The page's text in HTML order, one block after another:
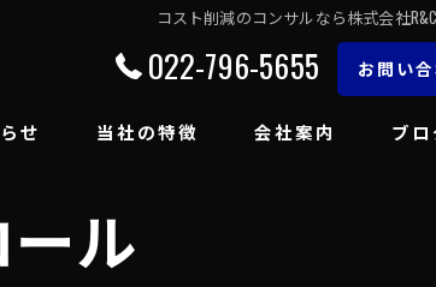
コスト削減のコンサルなら株式会社
022-796-5655 お問い
せ 当社の特徴
間接経費
エネルギーコスト
会社案内 ブロ
ル